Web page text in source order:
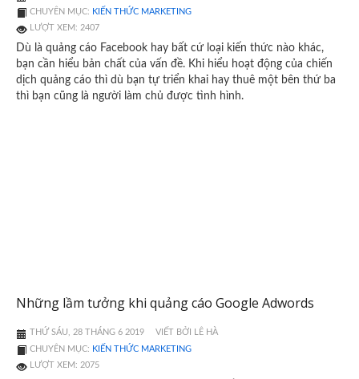
CHUYÊN MỤC: KIẾN THỨC MARKETING
LƯỢT XEM: 2407
Dù là quảng cáo Facebook hay bất cứ loại kiến thức nào khác,
bạn cần hiểu bản chất của vấn đề. Khi hiểu hoạt động của chiến
dịch quảng cáo thì dù bạn tự triển khai hay thuê một bên thứ ba
thì bạn cũng là người làm chủ được tình hình.
Những lầm tưởng khi quảng cáo Google Adwords
THỨ SÁU, 28 THÁNG 6 2019
VIẾT BỞI LÊ HÀ
CHUYÊN MỤC: KIẾN THỨC MARKETING
LƯỢT XEM: 2075